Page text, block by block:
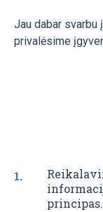
Jau dabar
privalėsime
principas.